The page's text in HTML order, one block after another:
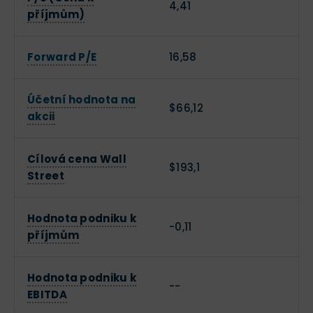
příjmům)
4,41
Forward P/E 16,58
Účetní hodnota na
akcii
$66,12
Cílová cena Wall
Street
$193,1
Hodnota podniku k
příjmům
-0,11
Hodnota podniku k
EBITDA
--